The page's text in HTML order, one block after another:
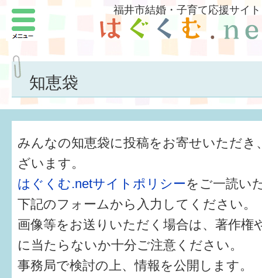
福井市結婚・子育て応援サイト
知恵袋
みんなの知恵袋に投稿をお寄せいただき
ざいます。
はぐくむ.netサイトポリシーをご一読い
下記のフォームから入力してください。
画像等をお送りいただく場合は、著作権
に当たらないか十分ご注意ください。
事務局で検討の上、情報を公開します。
メニュー
結婚したい
子どもがほしい
福井の子育て環境
子どもを育てよう
もしものときの緊急連絡先
届出・手当・助成
健診・予防接種